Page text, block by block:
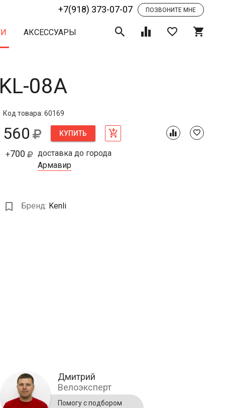
+7(918) 373-07-07 ПОЗВОНИТЕ МНЕ
АКСЕССУАРЫ
08A
Код товара: 60169
560 КУПИТЬ
+700
доставка до города
Армавир
Бренд: Kenli
Дмитрий
Велоэксперт
Помогу с подбором